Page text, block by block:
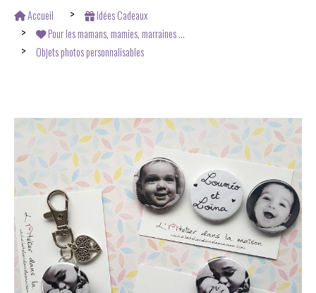
Accueil
Idées Cadeaux
Pour les mamans, mamies, marraines ...
Objets photos personnalisables